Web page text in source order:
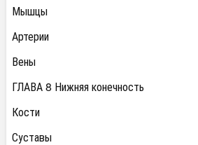
Мышцы
Артерии
Вены
ГЛАВА 8 Нижняя конечность
Кости
Суставы